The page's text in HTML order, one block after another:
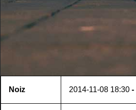
Noiz 2014-11-08 18:30 -